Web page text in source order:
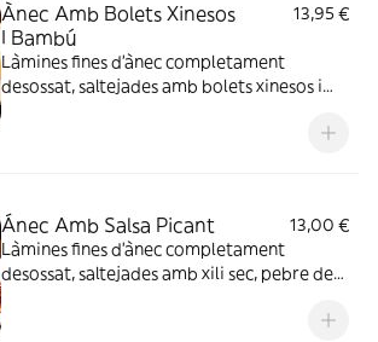
Ànec Amb Bolets Xinesos
I Bambú
13,95 €
Làmines fines d’ànec completament
desossat, saltejades amb bolets xinesos i
espessida. El plat té un gust profund i salat,
Ánec Amb Salsa Picant
13,00 €
Làmines fines d’ànec completament
desossat, saltejades amb xili sec, pebre de
dins i lleugerament cruixent per fora, amb